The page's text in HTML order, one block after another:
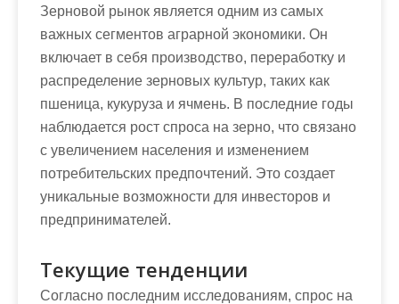
Зерновой рынок является одним из самых
важных сегментов аграрной экономики. Он
включает в себя производство, переработку и
распределение зерновых культур, таких как
пшеница, кукуруза и ячмень. В последние годы
наблюдается рост спроса на зерно, что связано
с увеличением населения и изменением
потребительских предпочтений. Это создает
уникальные возможности для инвесторов и
предпринимателей.
Текущие тенденции
Согласно последним исследованиям, спрос на